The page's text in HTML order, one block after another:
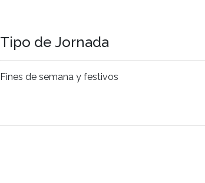
Tipo de Jornada
Fines de semana y festivos